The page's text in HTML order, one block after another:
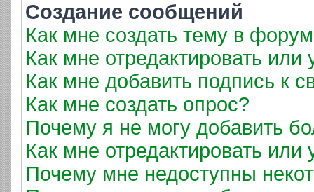
Создание сообщений
Как мне создать тему в
Как мне отредактировать
Как мне добавить подпись к
Как мне создать опрос?
Почему я не могу добавить
Как мне отредактировать или
Почему мне недоступны